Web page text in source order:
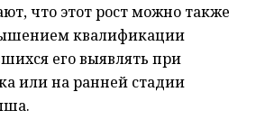
что этот рост можно также
квалификации
его выявлять при
или на ранней стадии